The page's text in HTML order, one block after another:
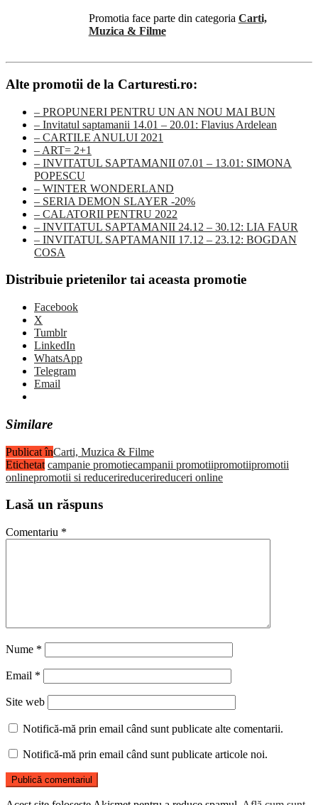
Promotia face parte din categoria Carti,
Muzica & Filme
Alte promotii de la Carturesti.ro:
– PROPUNERI PENTRU UN AN NOU MAI BUN
– Invitatul saptamanii 14.01 – 20.01: Flavius Ardelean
– CARTILE ANULUI 2021
– ART= 2+1
– INVITATUL SAPTAMANII 07.01 – 13.01: SIMONA
POPESCU
– WINTER WONDERLAND
– SERIA DEMON SLAYER -20%
– CALATORII PENTRU 2022
– INVITATUL SAPTAMANII 24.12 – 30.12: LIA FAUR
– INVITATUL SAPTAMANII 17.12 – 23.12: BOGDAN
COSA
Distribuie prietenilor tai aceasta promotie
Facebook
X
Tumblr
LinkedIn
WhatsApp
Telegram
Email
Similare
Publicat înCarti, Muzica & Filme
Etichetat campanie promotiecampanii promotiipromotiipromotii
onlinepromotii si reducerireducerireduceri online
Lasă un răspuns
Comentariu *
Nume *
Email *
Site web
Notifică-mă prin email când sunt publicate alte comentarii.
Notifică-mă prin email când sunt publicate articole noi.